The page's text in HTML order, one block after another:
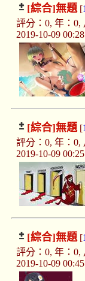
[綜合]無題[
評分：0, 年：0,
2019-10-09
[綜合]無題[
評分：0, 年：0,
2019-10-09
[綜合]無題[
評分：0, 年：0,
2019-10-09